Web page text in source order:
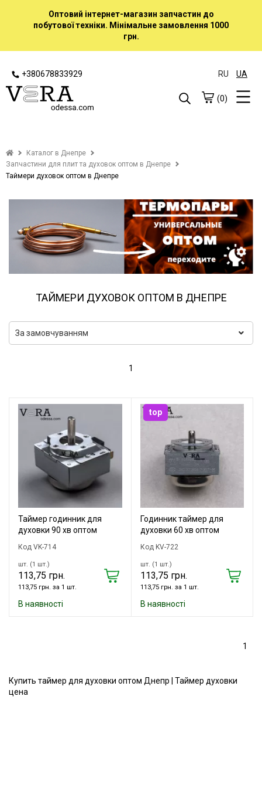
Оптовий інтернет-магазин запчастин до
побутової техніки. Мінімальне замовлення 1000
грн.
+380678833929 RU UA
(0)
Каталог в Днепре
Запчастини для плит та духовок оптом в Днепре
Таймери духовок оптом в Днепре
ТАЙМЕРИ ДУХОВОК ОПТОМ В ДНЕПРЕ
1
Таймер годинник для
духовки 90 хв оптом
Код VK-714
шт. (1 шт.)
113,75 грн.
113,75 грн. за 1 шт.
В наявності
Годинник таймер для
духовки 60 хв оптом
Код KV-722
шт. (1 шт.)
113,75 грн.
113,75 грн. за 1 шт.
В наявності
top
1
Купить таймер для духовки оптом Днепр | Таймер духовки
цена